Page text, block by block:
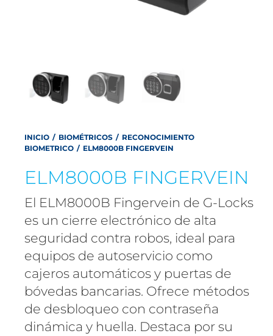
INICIO / BIOMÉTRICOS / RECONOCIMIENTO
BIOMETRICO / ELM8000B FINGERVEIN
ELM8000B FINGERVEIN
El ELM8000B Fingervein de G-Locks
es un cierre electrónico de alta
seguridad contra robos, ideal para
equipos de autoservicio como
cajeros automáticos y puertas de
bóvedas bancarias. Ofrece métodos
de desbloqueo con contraseña
dinámica y huella. Destaca por su